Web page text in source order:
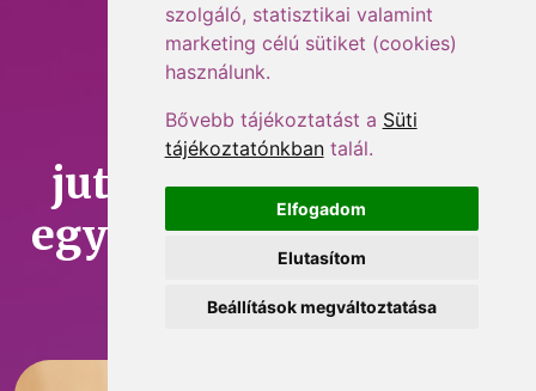
szolgáló, statisztikai valamint
marketing célú sütiket (cookies)
használunk.
Bővebb tájékoztatást a Süti
tájékoztatónkbantalál.
Elfogadom
Elutasítom
Beállítások megváltoztatása
Foglalkoztatás,
bérszámfejtés,
juttatások – minden
egy helyen, amit tudni
érdemes!